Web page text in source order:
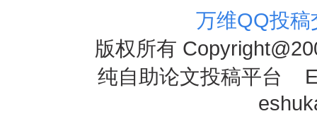
万维QQ投稿
版权所有
纯自助论文投稿平台